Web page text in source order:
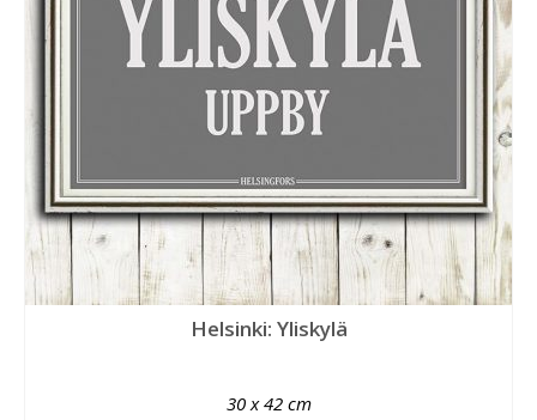
Helsinki: Yliskylä
30 x 42 cm